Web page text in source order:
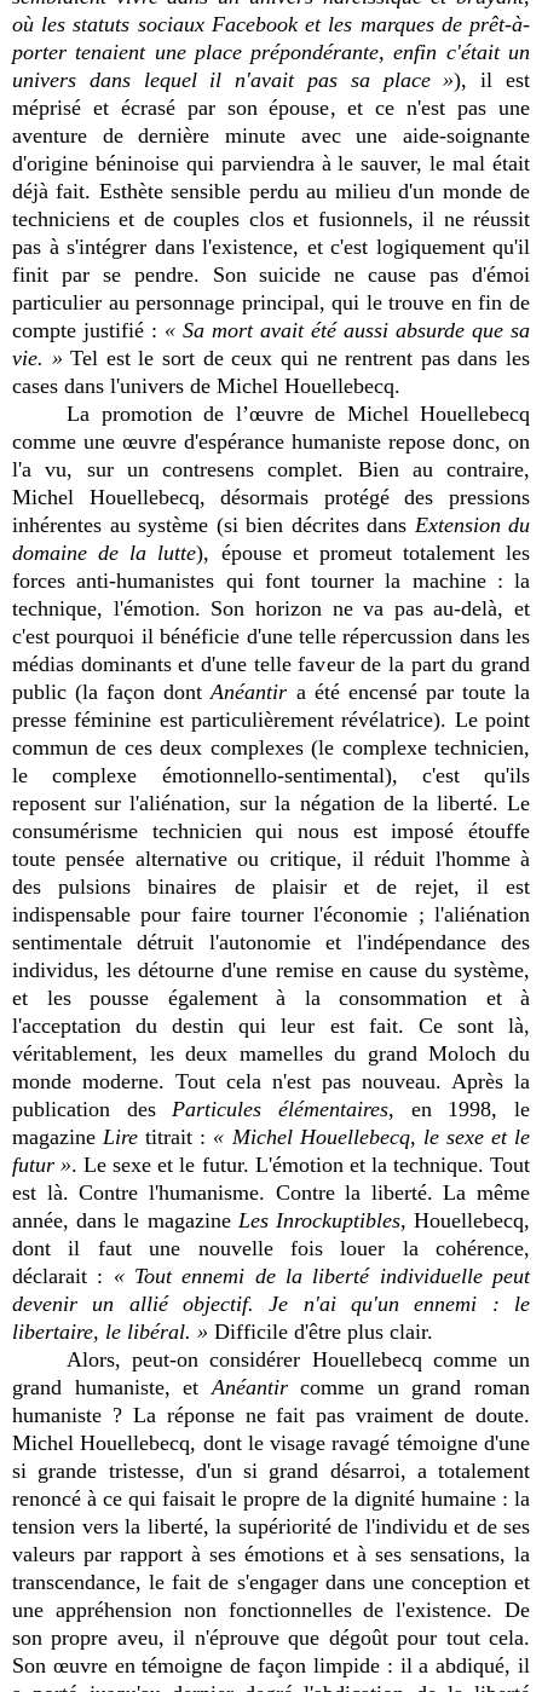
où les statuts sociaux Facebook et les marques de prêt-à-
porter tenaient une place prépondérante, enfin c'était un
univers dans lequel il n'avait pas sa place »), il est
méprisé et écrasé par son épouse, et ce n'est pas une
aventure de dernière minute avec une aide-soignante
d'origine béninoise qui parviendra à le sauver, le mal était
déjà fait. Esthète sensible perdu au milieu d'un monde de
techniciens et de couples clos et fusionnels, il ne réussit
pas à s'intégrer dans l'existence, et c'est logiquement qu'il
finit par se pendre. Son suicide ne cause pas d'émoi
particulier au personnage principal, qui le trouve en fin de
compte justifié : « Sa mort avait été aussi absurde que sa
vie. » Tel est le sort de ceux qui ne rentrent pas dans les
cases dans l'univers de Michel Houellebecq.
La promotion de l’œuvre de Michel Houellebecq
comme une œuvre d'espérance humaniste repose donc, on
l'a vu, sur un contresens complet. Bien au contraire,
Michel Houellebecq, désormais protégé des pressions
inhérentes au système (si bien décrites dans Extension du
domaine de la lutte), épouse et promeut totalement les
forces anti-humanistes qui font tourner la machine : la
technique, l'émotion. Son horizon ne va pas au-delà, et
c'est pourquoi il bénéficie d'une telle répercussion dans les
médias dominants et d'une telle faveur de la part du grand
public (la façon dontAnéantir a été encensé par toute la
presse féminine est particulièrement révélatrice). Le point
commun de ces deux complexes (le complexe technicien,
le complexe émotionnello-sentimental), c'est qu'ils
reposent sur l'aliénation, sur la négation de la liberté. Le
consumérisme technicien qui nous est imposé étouffe
toute pensée alternative ou critique, il réduit l'homme à
des pulsions binaires de plaisir et de rejet, il est
indispensable pour faire tourner l'économie ; l'aliénation
sentimentale détruit l'autonomie et l'indépendance des
individus, les détourne d'une remise en cause du système,
et les pousse également à la consommation et à
l'acceptation du destin qui leur est fait. Ce sont là,
véritablement, les deux mamelles du grand Moloch du
monde moderne. Tout cela n'est pas nouveau. Après la
publication des Particules élémentaires, en 1998, le
magazine Lire titrait : « Michel Houellebecq, le sexe et le
futur ». Le sexe et le futur. L'émotion et la technique. Tout
est là. Contre l'humanisme. Contre la liberté. La même
année, dans le magazine Les Inrockuptibles, Houellebecq,
dont il faut une nouvelle fois louer la cohérence,
déclarait : « Tout ennemi de la liberté individuelle peut
devenir un allié objectif. Je n'ai qu'un ennemi : le
libertaire, le libéral. » Difficile d'être plus clair.
Alors, peut-on considérer Houellebecq comme un
grand humaniste, et Anéantircomme un grand roman
humaniste ? La réponse ne fait pas vraiment de doute.
Michel Houellebecq, dont le visage ravagé témoigne d'une
si grande tristesse, d'un si grand désarroi, a totalement
renoncé à ce qui faisait le propre de la dignité humaine : la
tension vers la liberté, la supériorité de l'individu et de ses
valeurs par rapport à ses émotions et à ses sensations, la
transcendance, le fait de s'engager dans une conception et
une appréhension non fonctionnelles de l'existence. De
son propre aveu, il n'éprouve que dégoût pour tout cela.
Son œuvre en témoigne de façon limpide : il a abdiqué, il